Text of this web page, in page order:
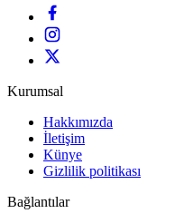
Kurumsal
Hakkımızda
İletişim
Künye
Gizlilik politikası
Bağlantılar